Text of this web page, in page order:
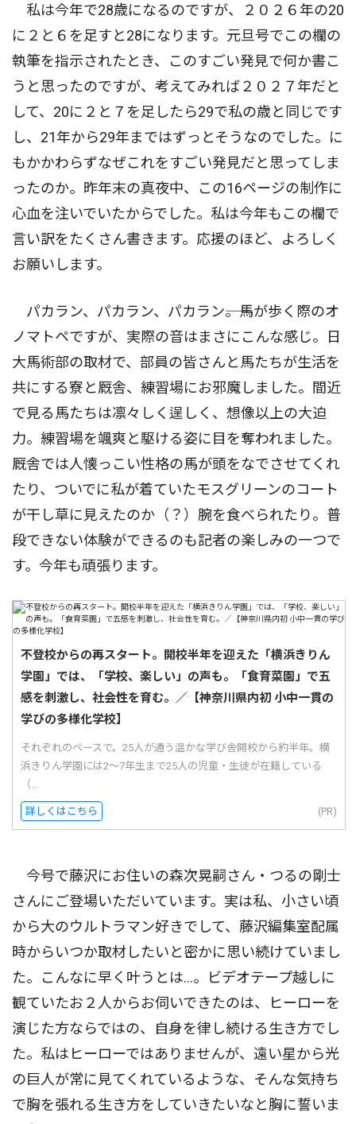
私は今年で28歳になるのですが、２０２６年の20
に２と６を足すと28になります。元旦号でこの欄の
執筆を指示されたとき、このすごい発見で何か書こ
うと思ったのですが、考えてみれば２０２７年だと
して、20に２と７を足したら29で私の歳と同じです
し、21年から29年まではずっとそうなのでした。に
もかかわらずなぜこれをすごい発見だと思ってしま
ったのか。昨年末の真夜中、この16ページの制作に
心血を注いでいたからでした。私は今年もこの欄で
言い訳をたくさん書きます。応援のほど、よろしく
お願いします。
パカラン、パカラン、パカラン――。馬が歩く際のオ
ノマトペですが、実際の音はまさにこんな感じ。日
大馬術部の取材で、部員の皆さんと馬たちが生活を
共にする寮と厩舎、練習場にお邪魔しました。間近
で見る馬たちは凛々しく逞しく、想像以上の大迫
力。練習場を颯爽と駆ける姿に目を奪われました。
厩舎では人懐っこい性格の馬が頭をなでさせてくれ
たり、ついでに私が着ていたモスグリーンのコート
が干し草に見えたのか（？）腕を食べられたり。普
段できない体験ができるのも記者の楽しみの一つで
す。今年も頑張ります。
不登校からの再スタート。開校半年を迎えた「横浜きりん
学園」では、「学校、楽しい」の声も。「食育菜園」で五
感を刺激し、社会性を育む。／【神奈川県内初 小中一貫の
学びの多様化学校】
それぞれのペースで。25人が通う温かな学び舎開校から約半年。横
浜きりん学園には2〜7年生まで25人の児童・生徒が在籍している
（...
詳しくはこちら (PR)
今号で藤沢にお住いの森次晃嗣さん・つるの剛士
さんにご登場いただいています。実は私、小さい頃
から大のウルトラマン好きでして、藤沢編集室配属
時からいつか取材したいと密かに思い続けていまし
た。こんなに早く叶うとは…。ビデオテープ越しに
観ていたお２人からお伺いできたのは、ヒーローを
演じた方ならではの、自身を律し続ける生き方でし
た。私はヒーローではありませんが、遠い星から光
の巨人が常に見てくれているような、そんな気持ち
で胸を張れる生き方をしていきたいなと胸に誓いま